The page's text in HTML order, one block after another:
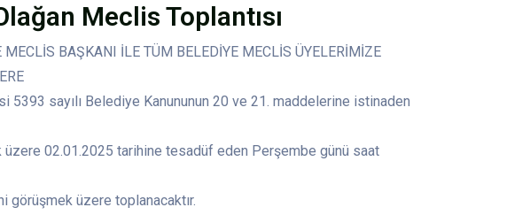
Meclis Toplantısı
MECLİS BAŞKANI İLE TÜM BELEDİYE MECLİS ÜYELERİMİZE
5393 sayılı Belediye Kanununun 20 ve 21. maddelerine istinaden
üzere 02.01.2025 tarihine tesadüf eden Perşembe günü saat
görüşmek üzere toplanacaktır.